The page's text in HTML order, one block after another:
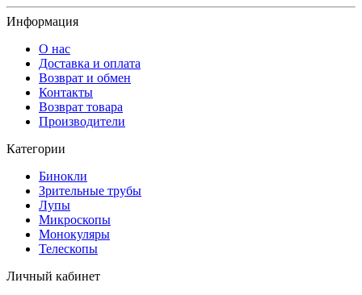
Информация
О нас
Доставка и оплата
Возврат и обмен
Контакты
Возврат товара
Производители
Категории
Бинокли
Зрительные трубы
Лупы
Микроскопы
Монокуляры
Телескопы
Личный кабинет